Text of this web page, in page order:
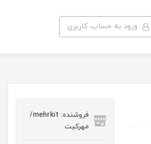
ورود به حساب کاربری
فروشنده: mehrkit/
مهرکیت